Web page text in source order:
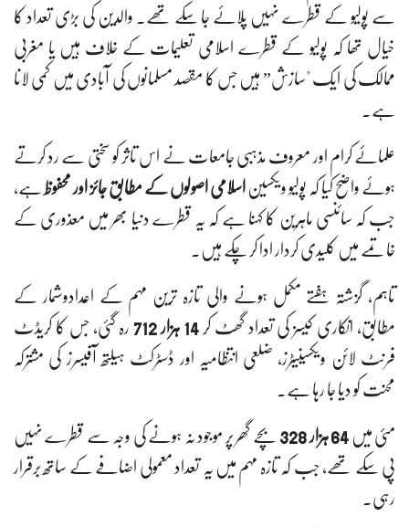
سے پولیو کے قطرے نہیں پلائے جا سکے تھے۔ والدین کی بڑی تعداد کا
خیال تھا کہ پولیو کے قطرے اسلامی تعلیمات کے خلاف ہیں یا مغربی
ممالک کی ایک "سازش” ہیں جس کا مقصد مسلمانوں کی آبادی میں کمی لانا
ہے۔
علمائے کرام اور معروف مذہبی جامعات نے اس تاثر کو سختی سے رد کرتے
ہوئے واضح کیا کہ پولیو ویکسین اسلامی اصولوں کے مطابق جائز اور محفوظ
ہے،
جب کہ سائنسی ماہرین کا کہنا ہے کہ یہ قطرے دنیا بھر میں معذوری کے
خاتمے میں کلیدی کردار ادا کر چکے ہیں۔
تاہم، گزشتہ ہفتے مکمل ہونے والی تازہ ترین مہم کے اعدادوشمار کے
مطابق، انکاری کیسز کی تعداد گھٹ کر 14 ہزار 712
رہ گئی، جس کا کریڈٹ
فرنٹ لائن ویکسینیٹرز، ضلعی انتظامیہ اور ڈسٹرکٹ ہیلتھ آفیسرز کی مشترکہ
محنت کو دیا جا رہا ہے۔
مئی میں 64 ہزار 328
بچے گھر پر موجود نہ ہونے کی وجہ سے قطرے نہیں
پی سکے تھے، جب کہ تازہ مہم میں یہ تعداد معمولی اضافے کے ساتھ برقرار
رہی۔